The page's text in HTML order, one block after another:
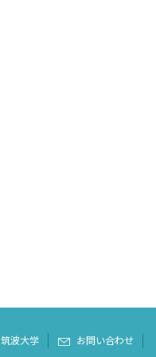
筑波大学 お問い合わせ